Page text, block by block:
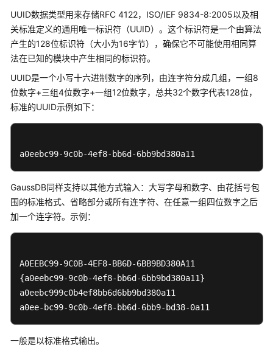
服
务
公
告
产
品
介
绍
计
速
门
用
户
UUID数据类型用来存储RFC 4122，ISO/IEF 9834-8:2005以及相
关标准定义的通用唯一标识符（UUID）。这个标识符是一个由算法
产生的128位标识符（大小为16字节），确保它不可能使用相同算
法在已知的模块中产生相同的标识符。
UUID是一个小写十六进制数字的序列，由连字符分成几组，一组8
位数字+三组4位数字+一组12位数字，总共32个数字代表128位，
标准的UUID示例如下：
a0eebc99-9c0b-4ef8-bb6d-6bb9bd380a11
GaussDB同样支持以其他方式输入：大写字母和数字、由花括号包
围的标准格式、省略部分或所有连字符、在任意一组四位数字之后
加一个连字符。示例：
A0EEBC99-9C0B-4EF8-BB6D-6BB9BD380A11
{a0eebc99-9c0b-4ef8-bb6d-6bb9bd380a11}
a0eebc999c0b4ef8bb6d6bb9bd380a11
a0ee-bc99-9c0b-4ef8-bb6d-6bb9-bd38-0a11
一般是以标准格式输出。